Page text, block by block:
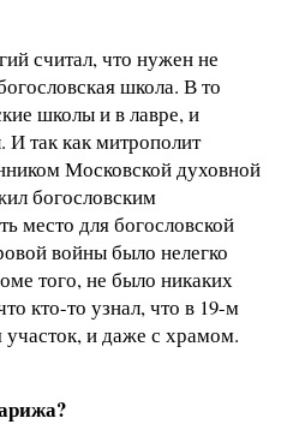
считал, что нужен не
школа. В то
школы и в лавре, и
так как митрополит
Московской духовной
богословским
место для богословской
войны было нелегко
того, не было никаких
кто-то узнал, что в 19-м
и даже с храмом.